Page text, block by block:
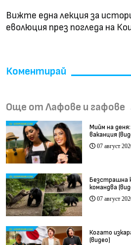
Вижте една лекция за
еволюция през погледа на
Коментирай
Още от Лафове и гафове
Мийм на
ваканция
07 август
Безстрашна
командва
07 август
Когато
(видео)